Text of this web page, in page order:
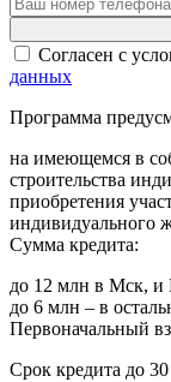
Cогласен с
данных
Программа
на имеющемся в
строительства
приобретения
индивидуального
Сумма кредита:
до 12 млн в Мск,
до 6 млн – в
Первоначальный
Срок кредита до 30